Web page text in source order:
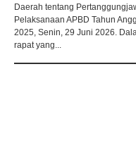
Daerah tentang
Pelaksanaan APBD Tahun
2025, Senin, 29 Juni 2026.
rapat yang...